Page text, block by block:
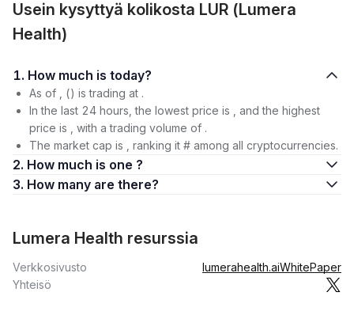
Usein kysyttyä kolikosta LUR (Lumera
Health)
1. How much is today?
As of , () is trading at .
In the last 24 hours, the lowest price is , and the highest
price is , with a trading volume of .
The market cap is , ranking it # among all cryptocurrencies.
2. How much is one ?
3. How many are there?
Lumera Health resurssia
Verkkosivusto lumerahealth.aiWhitePaper
Yhteisö